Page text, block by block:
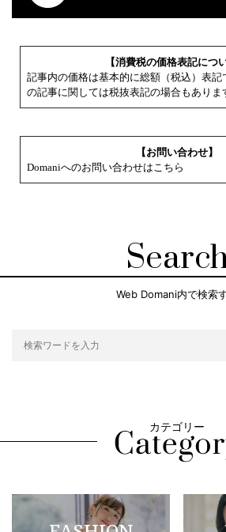
【消費税の価格表記につ
記事内の価格は基本的に総額（税込）表記
の記事に関しては税抜表記の場合もありま
【お問い合わせ】
Domaniへのお問い合わせはこちら
Web Domani内で検索
カテゴリー